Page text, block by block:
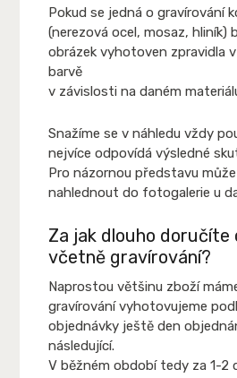
Pokud se jedná o gravírování
(nerezová ocel, mosaz, hliník)
obrázek vyhotoven zpravidla
barvě
v závislosti na daném
Snažíme se v náhledu vždy
nejvíce odpovídá výsledné
Pro názornou představu
nahlednout do fotogalerie u
Za jak dlouho doručíte
včetně gravírování?
Naprostou většinu zboží
gravírování vyhotovujeme
objednávky ještě den
následující.
V běžném období tedy za 1-2